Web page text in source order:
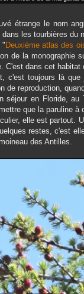
étrange le nom
les tourbières du
" Deuxième atlas des
de la monographie
C'est dans cet
c'est toujours là
de reproduction,
séjour en Floride,
que la paruline
elle est partout.
restes, c'est
des Antilles.